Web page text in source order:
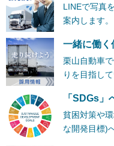
LINEで写真
案内します。
一緒に働く
栗山自動車
りを目指し
「SDGs」
貧困対策や
な開発目標)